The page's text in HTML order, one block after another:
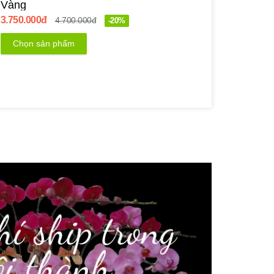
Vàng
3.750.000đ 4.700.000đ -20%
Chọn sản phẩm